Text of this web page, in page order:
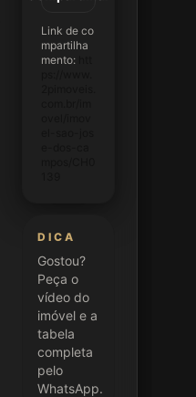
Link de co
mpartilha
mento:
DICA
Gostou?
Peça o
vídeo do
imóvel e a
tabela
completa
pelo
WhatsApp.